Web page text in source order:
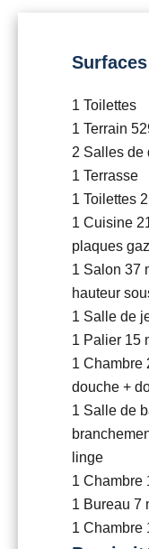
Surfaces
1 Toilettes
1 Terrain
2 Salles de
1 Terrasse
1 Toilettes
1 Cuisine
plaques
1 Salon 37
hauteur
1 Salle de
1 Palier 15
1 Chambre
douche +
1 Salle de
linge
1 Chambre
1 Bureau 7
1 Chambre